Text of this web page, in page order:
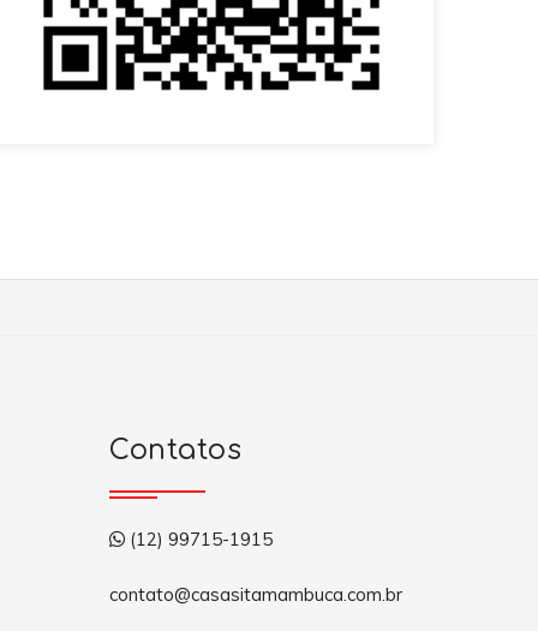
Contatos
(12) 99715-1915
contato@casasitamambuca.com.br